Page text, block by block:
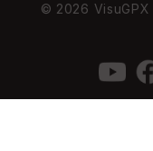
© 2026 VisuGPX